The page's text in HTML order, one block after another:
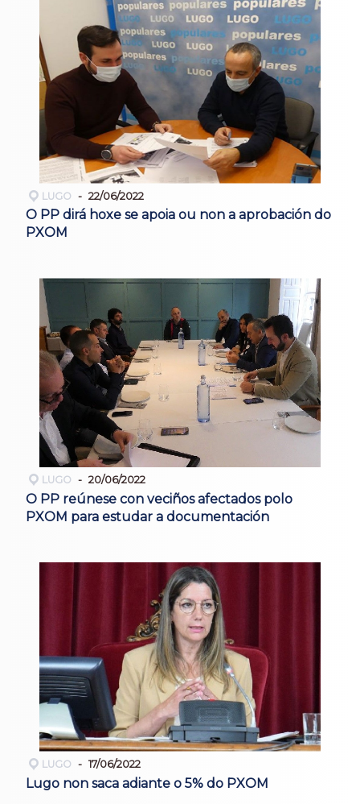
LUGO 22/06/2022
O PP dirá hoxe se apoia ou non a aprobación do
PXOM
LUGO 20/06/2022
O PP reúnese con veciños afectados polo
PXOM para estudar a documentación
LUGO 17/06/2022
Lugo non saca adiante o 5% do PXOM